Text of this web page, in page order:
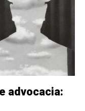
advocacia: